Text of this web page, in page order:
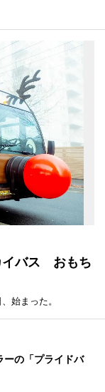
イバス おもち
始まった。
ーの「プライドバ